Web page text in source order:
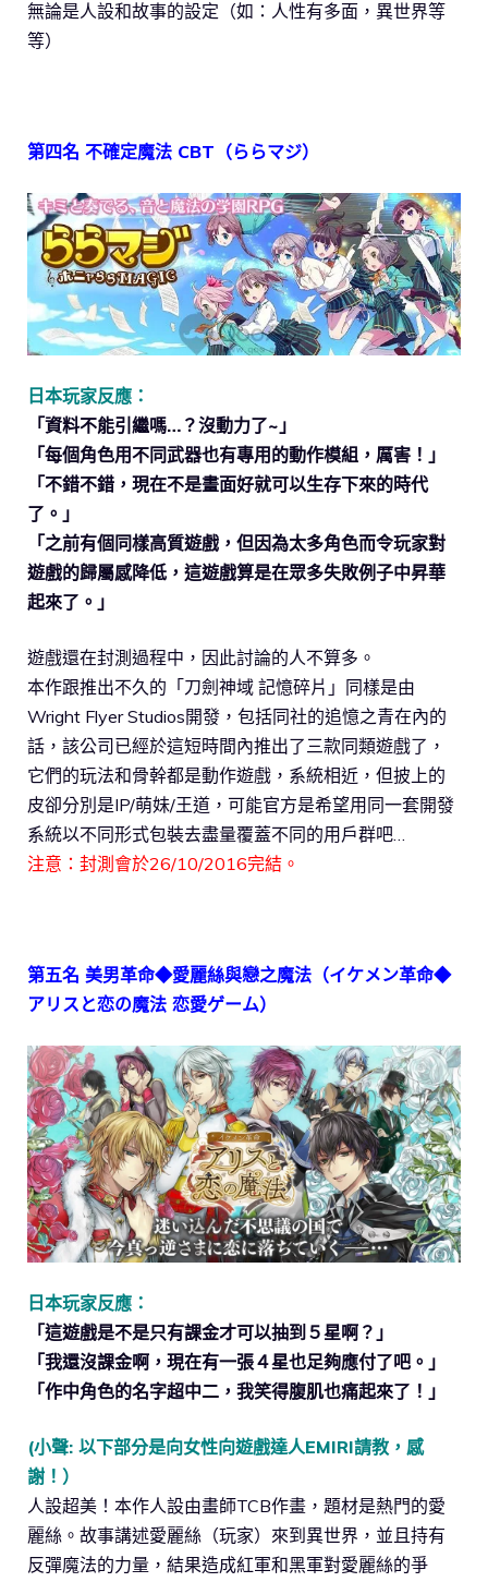
無論是人設和故事的設定（如：人性有多面，異世界等
等）
第四名 不確定魔法 CBT（ららマジ）
日本玩家反應：
「資料不能引繼嗎…？沒動力了~」
「每個角色用不同武器也有專用的動作模組，厲害！」
「不錯不錯，現在不是畫面好就可以生存下來的時代
了。」
「之前有個同樣高質遊戲，但因為太多角色而令玩家對
遊戲的歸屬感降低，這遊戲算是在眾多失敗例子中昇華
起來了。」
遊戲還在封測過程中，因此討論的人不算多。
本作跟推出不久的「刀劍神域 記憶碎片」同樣是由
Wright Flyer Studios開發，包括同社的追憶之青在內的
話，該公司已經於這短時間內推出了三款同類遊戲了，
它們的玩法和骨幹都是動作遊戲，系統相近，但披上的
皮卻分別是IP/萌妹/王道，可能官方是希望用同一套開發
系統以不同形式包裝去盡量覆蓋不同的用戶群吧…
注意：封測會於26/10/2016完結。
第五名 美男革命◆愛麗絲與戀之魔法（イケメン革命◆
アリスと恋の魔法 恋愛ゲーム）
日本玩家反應：
「這遊戲是不是只有課金才可以抽到５星啊？」
「我還沒課金啊，現在有一張４星也足夠應付了吧。」
「作中角色的名字超中二，我笑得腹肌也痛起來了！」
(小聲: 以下部分是向女性向遊戲達人EMIRI請教，感
謝！）
人設超美！本作人設由畫師TCB作畫，題材是熱門的愛
麗絲。故事講述愛麗絲（玩家）來到異世界，並且持有
反彈魔法的力量，結果造成紅軍和黑軍對愛麗絲的爭